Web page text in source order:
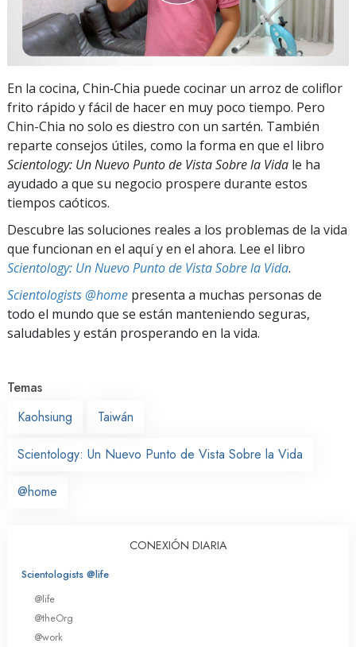
En la cocina, Chin‑Chia puede cocinar un arroz de coliflor
frito rápido y fácil de hacer en muy poco tiempo. Pero
Chin-Chia no solo es diestro con un sartén. También
reparte consejos útiles, como la forma en que el libro
Scientology: Un Nuevo Punto de Vista Sobre la Vida le ha
ayudado a que su negocio prospere durante estos
tiempos caóticos.
Descubre las soluciones reales a los problemas de la vida
que funcionan en el aquí y en el ahora. Lee el libro
Scientology: Un Nuevo Punto de Vista Sobre la Vida.
Scientologists @home presenta a muchas personas de
todo el mundo que se están manteniendo seguras,
saludables y están prosperando en la vida.
Temas
Kaohsiung
Taiwán
Scientology: Un Nuevo Punto de Vista Sobre la Vida
@home
CONEXIÓN DIARIA
Scientologists @life
@life
@theOrg
@work